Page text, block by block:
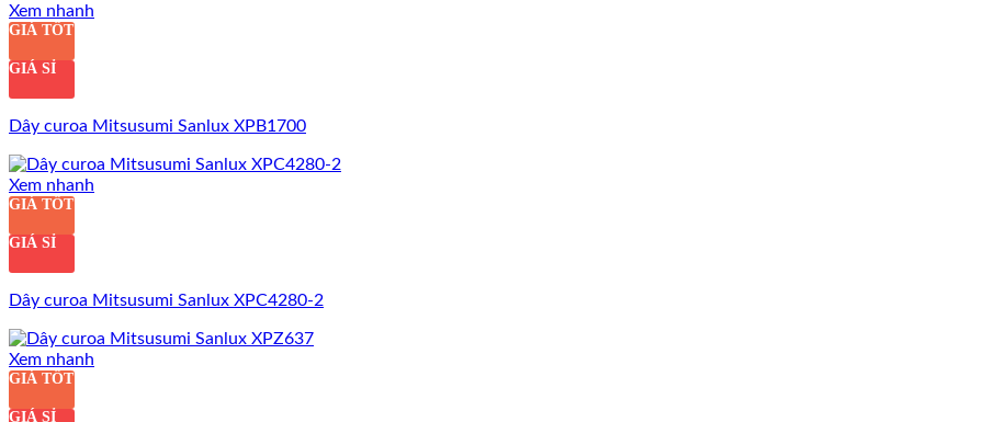
Xem nhanh
GIÁ TỐT
GIÁ SỈ
Dây curoa Mitsusumi Sanlux XPB1700
Xem nhanh
GIÁ TỐT
GIÁ SỈ
Dây curoa Mitsusumi Sanlux XPC4280-2
Xem nhanh
GIÁ TỐT
GIÁ SỈ